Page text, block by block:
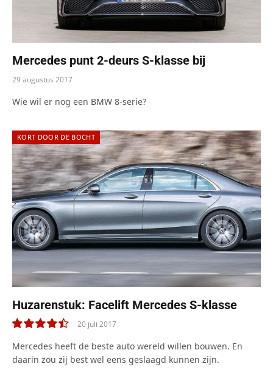
Mercedes punt 2-deurs S-klasse bij
29 augustus 2017
Wie wil er nog een BMW 8-serie?
KORT DOOR DE BOCHT
Huzarenstuk: Facelift Mercedes S-klasse
9.0
20 juli 2017
Mercedes heeft de beste auto wereld willen bouwen. En
daarin zou zij best wel eens geslaagd kunnen zijn.